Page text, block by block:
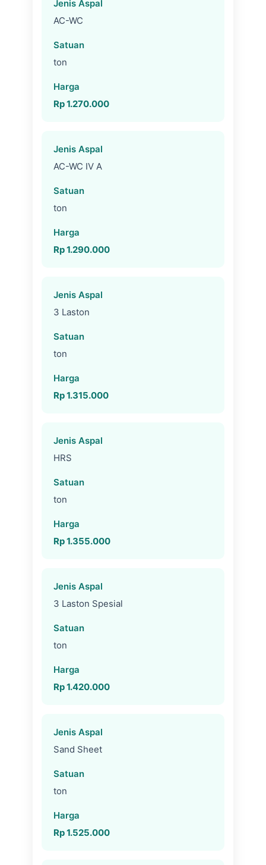
AC-WC
ton
Rp 1.270.000
AC-WC IV A
ton
Rp 1.290.000
3 Laston
ton
Rp 1.315.000
HRS
ton
Rp 1.355.000
3 Laston Spesial
ton
Rp 1.420.000
Sand Sheet
ton
Rp 1.525.000